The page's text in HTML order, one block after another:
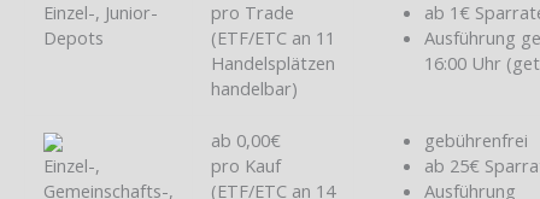
Einzel-, Junior-
Depots
pro Trade
(ETF/ETC an 11
Handelsplätzen
handelbar)
ab 1€
Ausführung
16:00 Uhr
Einzel-,
Gemeinschafts-,
ab 0,00€
pro Kauf
(ETF/ETC an 14
gebührenfrei
ab 25€
Ausführung